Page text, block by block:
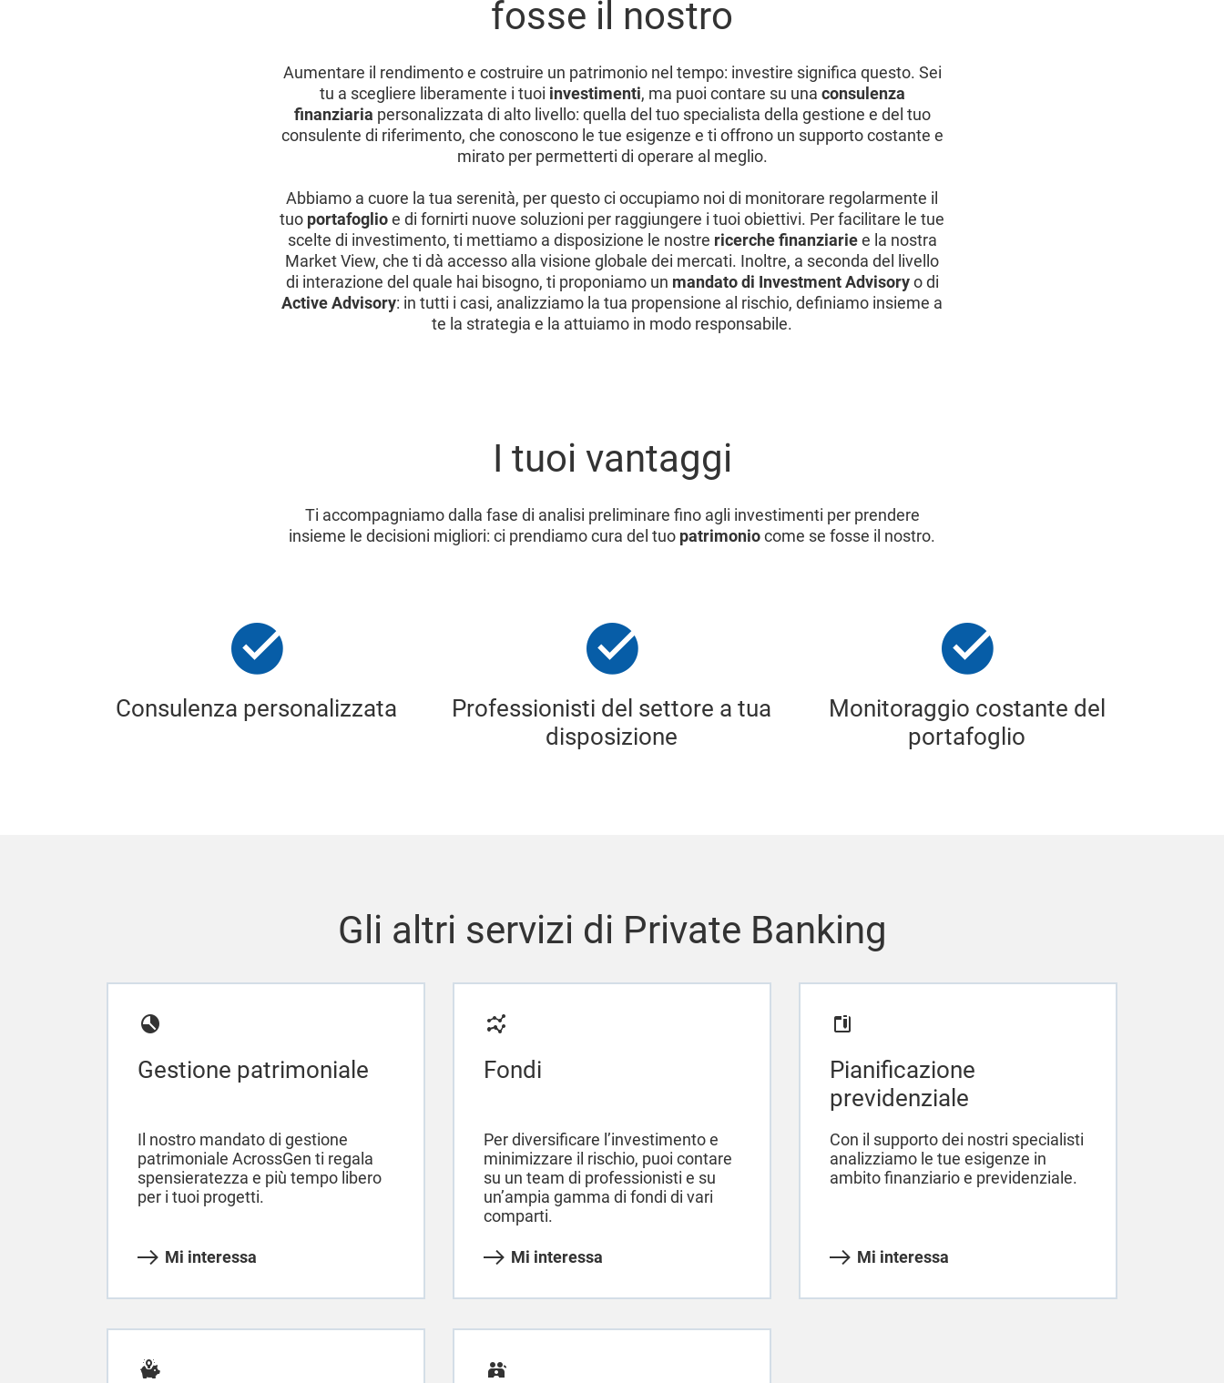
fosse il nostro
Aumentare il rendimento e costruire un patrimonio nel tempo: investire significa questo. Sei
tu a scegliere liberamente i tuoi investimenti, ma puoi contare su una consulenza
finanziaria personalizzata di alto livello: quella del tuo specialista della gestione e del tuo
consulente di riferimento, che conoscono le tue esigenze e ti offrono un supporto costante e
mirato per permetterti di operare al meglio.
Abbiamo a cuore la tua serenità, per questo ci occupiamo noi di monitorare regolarmente il
tuo portafoglioe di fornirti nuove soluzioni per raggiungere i tuoi obiettivi. Per facilitare le tue
scelte di investimento, ti mettiamo a disposizione le nostre ricerche finanziariee la nostra
Market View, che ti dà accesso alla visione globale dei mercati. Inoltre, a seconda del livello
di interazione del quale hai bisogno, ti proponiamo un mandato di Investment Advisoryo di
Active Advisory: in tutti i casi, analizziamo la tua propensione al rischio, definiamo insieme a
te la strategia e la attuiamo in modo responsabile.
I tuoi vantaggi
Ti accompagniamo dalla fase di analisi preliminare fino agli investimenti per prendere
insieme le decisioni migliori: ci prendiamo cura del tuo patrimoniocome se fosse il nostro.
Consulenza personalizzata
Professionisti del settore a tua
disposizione
Monitoraggio costante del
portafoglio
Gli altri servizi di Private Banking
Gestione patrimoniale
Il nostro mandato di gestione
patrimoniale AcrossGen ti regala
spensieratezza e più tempo libero
per i tuoi progetti.
Mi interessa
Fondi
Per diversificare l’investimento e
minimizzare il rischio, puoi contare
su un team di professionisti e su
un’ampia gamma di fondi di vari
comparti.
Mi interessa
Pianificazione
previdenziale
Con il supporto dei nostri specialisti
analizziamo le tue esigenze in
ambito finanziario e previdenziale.
Mi interessa